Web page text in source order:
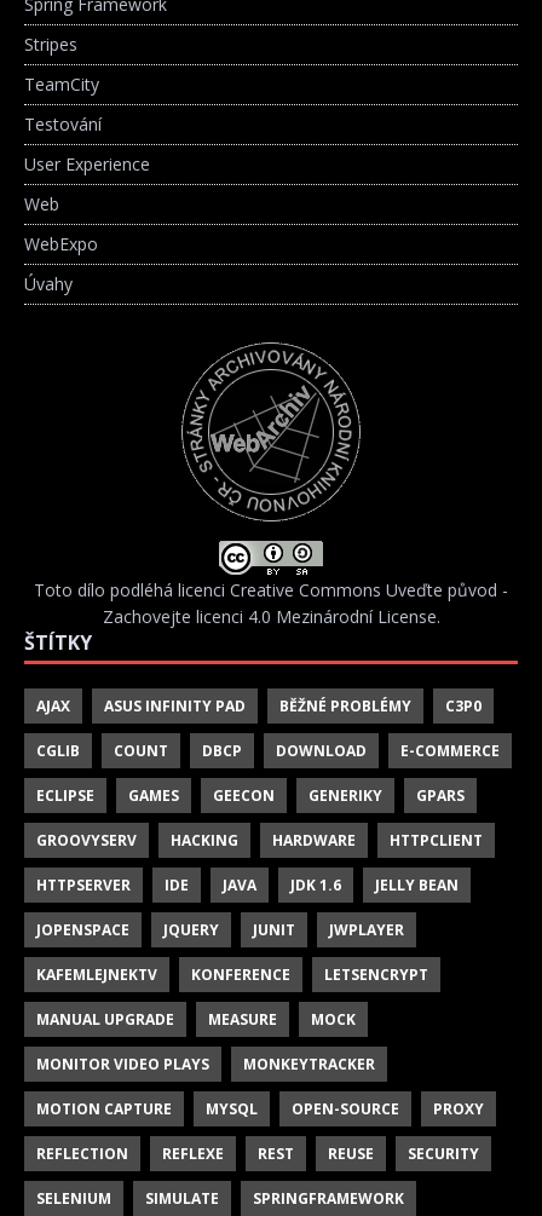
Stripes
TeamCity
Testování
User Experience
Web
WebExpo
Úvahy
Toto dílo podléhá licenci Creative Commons Uveďte původ -
Zachovejte licenci 4.0 Mezinárodní License.
ŠTÍTKY
AJAX ASUS INFINITY PAD BĚŽNÉ PROBLÉMY C3P0
CGLIB COUNT DBCP DOWNLOAD E-COMMERCE
ECLIPSE GAMES GEECON GENERIKY GPARS
GROOVYSERV HACKING HARDWARE HTTPCLIENT
HTTPSERVER IDE JAVA JDK 1.6 JELLY BEAN
JOPENSPACE JQUERY JUNIT JWPLAYER
KAFEMLEJNEKTV KONFERENCE LETSENCRYPT
MANUAL UPGRADE MEASURE MOCK
MONITOR VIDEO PLAYS MONKEYTRACKER
MOTION CAPTURE MYSQL OPEN-SOURCE PROXY
REFLECTION REFLEXE REST REUSE SECURITY
SELENIUM SIMULATE SPRINGFRAMEWORK